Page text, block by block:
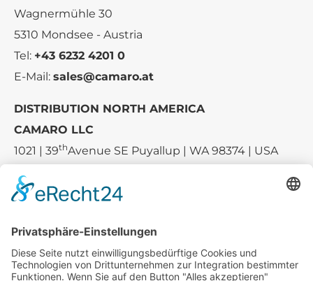
Wagnermühle 30
5310 Mondsee - Austria
Tel: +43 6232 4201 0
E-Mail: sales@camaro.at
DISTRIBUTION NORTH AMERICA
CAMARO LLC
1021 | 39thAvenue SE Puyallup | WA 98374 | USA
Tel.:+1 253-867-57 35
Unternehmen